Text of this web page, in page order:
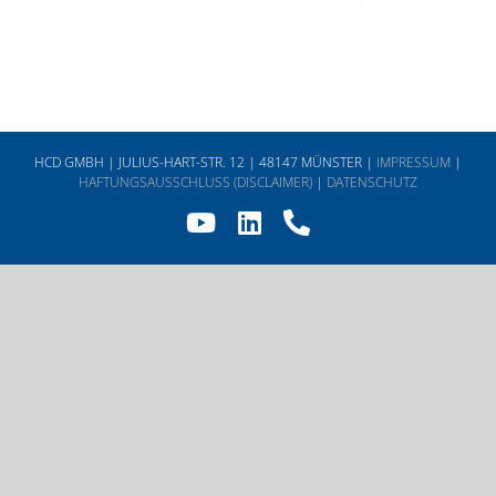
HCD GMBH | JULIUS-HART-STR. 12 | 48147 MÜNSTER | IMPRESSUM |
HAFTUNGSAUSSCHLUSS (DISCLAIMER) | DATENSCHUTZ
YouTube
LinkedInTelefon